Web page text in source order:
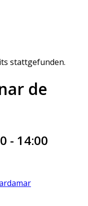
stattgefunden.
de
- 14:00